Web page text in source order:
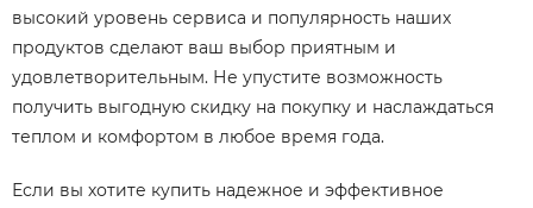
высокий уровень сервиса и популярность наших
продуктов сделают ваш выбор приятным и
удовлетворительным. Не упустите возможность
получить выгодную скидку на покупку и наслаждаться
теплом и комфортом в любое время года.
Если вы хотите купить надежное и эффективное